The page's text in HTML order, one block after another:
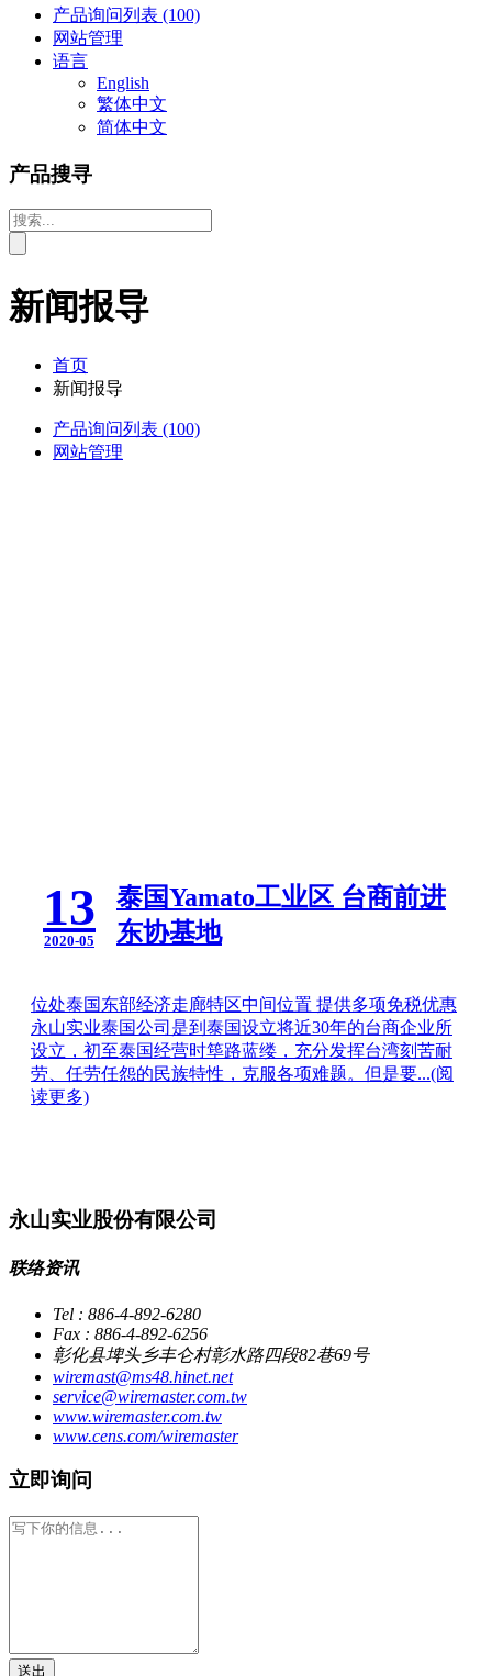
产品询问列表 (100)
网站管理
语言
English
繁体中文
简体中文
产品搜寻
新闻报导
首页
新闻报导
产品询问列表 (100)
网站管理
13
2020-05
泰国Yamato工业区 台商前进
东协基地
位处泰国东部经济走廊特区中间位置 提供多项免税优惠
永山实业泰国公司是到泰国设立将近30年的台商企业所
设立，初至泰国经营时筚路蓝缕，充分发挥台湾刻苦耐
劳、任劳任怨的民族特性，克服各项难题。但是要...(阅
读更多)
永山实业股份有限公司
联络资讯
Tel : 886-4-892-6280
Fax : 886-4-892-6256
彰化县埤头乡丰仑村彰水路四段82巷69号
wiremast@ms48.hinet.net
service@wiremaster.com.tw
www.wiremaster.com.tw
www.cens.com/wiremaster
立即询问
送出